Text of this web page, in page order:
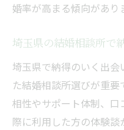
納得できる結婚相
結婚相談所選
満足度が高ま
結婚相談所の
体験談を活か
婚率が高まる傾向があり
埼玉県の結婚相談所で
埼玉県で納得のいく出
た結婚相談所選びが重
相性やサポート体制、
際に利用した方の体験